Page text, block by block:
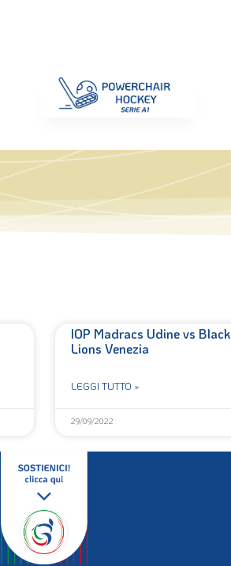
IOP Madracs Udine vs Black
Lions Venezia
LEGGI TUTTO »
29/09/2022